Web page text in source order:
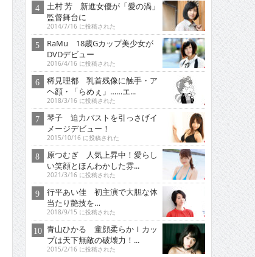
土村 芳 新進女優が「愛の渦」
監督舞台に
2014/7/16 に投稿された
RaMu 18歳Gカップ美少女が
DVDデビュー
2016/4/16 に投稿された
稀見理都 乳首残像に触手・ア
ヘ顔・「らめぇ」……エ...
2018/3/16 に投稿された
琴子 迫力バストを引っさげイ
メージデビュー！
2015/10/16 に投稿された
原つむぎ 人気上昇中！愛らし
い笑顔とほんわかした雰...
2021/3/16 に投稿された
行平あい佳 初主演で大胆な体
当たり艶技を…
2018/9/15 に投稿された
青山ひかる 童顔柔らかＩカッ
プは天下無敵の破壊力！...
2015/2/16 に投稿された